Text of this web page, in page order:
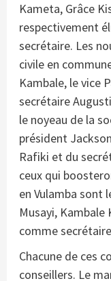
Kameta, Grâce
respectivement
secrétaire. Les
civile en
Kambale, le vice
secrétaire
le noyeau de la
président
Rafiki et du
ceux qui
en Vulamba sont
Musayi,
comme
Chacune de ces
conseillers. Le